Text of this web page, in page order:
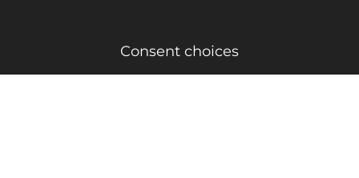
Consent choices